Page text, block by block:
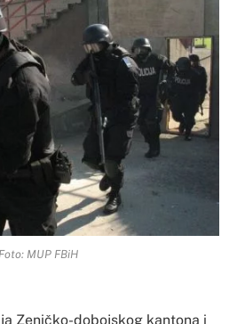
Foto: MUP FBiH
Zeničko-dobojskog kantona i